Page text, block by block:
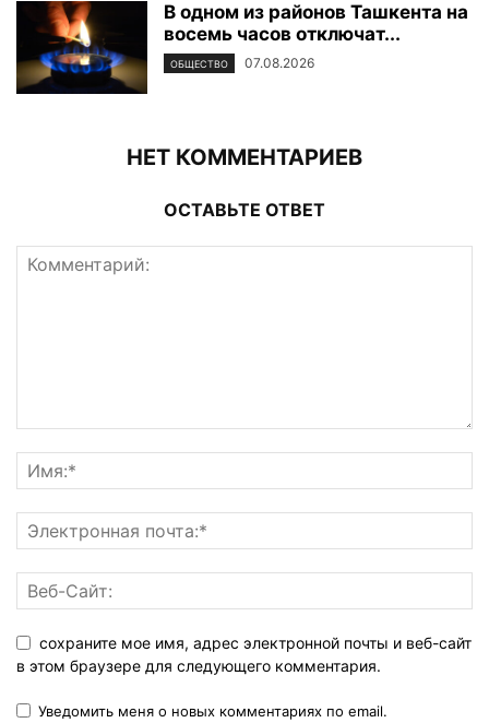
В одном из районов Ташкента на
восемь часов отключат...
ОБЩЕСТВО 07.08.2026
НЕТ КОММЕНТАРИЕВ
ОСТАВЬТЕ ОТВЕТ
сохраните мое имя, адрес электронной почты и веб-сайт
в этом браузере для следующего комментария.
Уведомить меня о новых комментариях по email.